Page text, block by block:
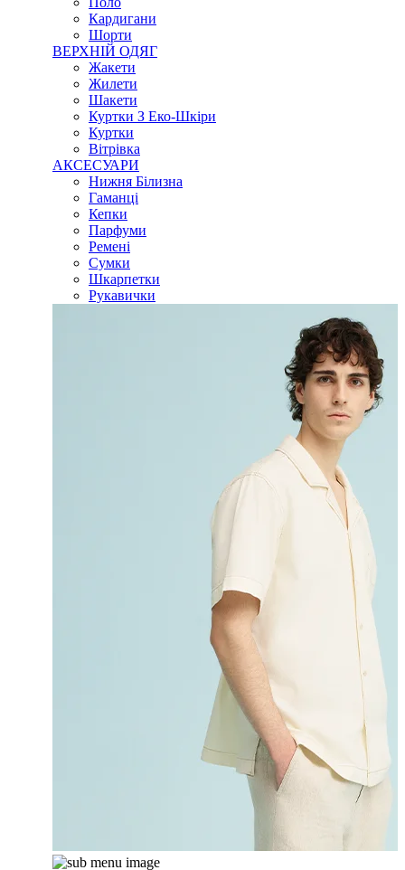
Кардигани
Шорти
ВЕРХНІЙ ОДЯГ
Жакети
Жилети
Шакети
Куртки З Еко-Шкіри
Куртки
Вітрівка
АКСЕСУАРИ
Нижня Білизна
Гаманці
Кепки
Парфуми
Ремені
Сумки
Шкарпетки
Рукавички